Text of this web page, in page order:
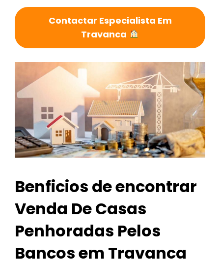
Contactar Especialista Em
Travanca
Benficios de encontrar
Venda De Casas
Penhoradas Pelos
Bancos em Travanca